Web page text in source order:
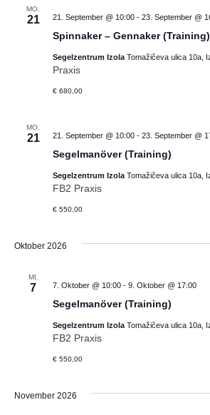
MO.
21
Spinnaker – Gennaker (Training)
21. September @ 10:00- 23. September @
Segelzentrum Izola Tomažičeva ulica 10a,
Praxis
€ 680,00
MO.
21
Segelmanöver (Training)
21. September @ 10:00- 23. September @
Segelzentrum Izola Tomažičeva ulica 10a,
FB2 Praxis
€ 550,00
Oktober 2026
MI.
7
Segelmanöver (Training)
7. Oktober @ 10:00- 9. Oktober @ 17:00
Segelzentrum Izola Tomažičeva ulica 10a,
FB2 Praxis
€ 550,00
November 2026